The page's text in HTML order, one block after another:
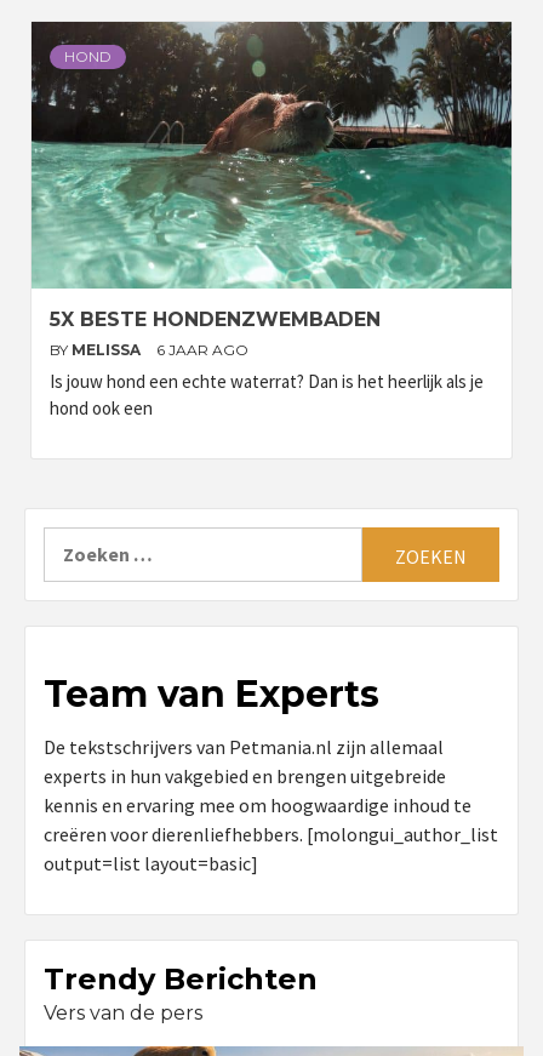
HOND
5X BESTE HONDENZWEMBADEN
BY MELISSA 6 JAAR AGO
Is jouw hond een echte waterrat? Dan is het heerlijk als je
hond ook een
Team van Experts
De tekstschrijvers van Petmania.nl zijn allemaal
experts in hun vakgebied en brengen uitgebreide
kennis en ervaring mee om hoogwaardige inhoud te
creëren voor dierenliefhebbers. [molongui_author_list
output=list layout=basic]
Trendy Berichten
Vers van de pers